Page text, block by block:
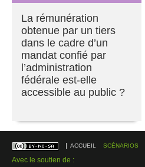
La rémunération
obtenue par un tiers
dans le cadre d’un
mandat confié par
l’administration
fédérale est-elle
accessible au public ?
ACCUEIL SCÉNARIOS
Avec le soutien de :